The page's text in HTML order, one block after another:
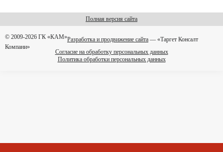
Полная версия сайта
© 2009-2026 ГК «КАМ»Разработка и продвижение сайта — «Таргет Консалт
Компани»
Согласие на обработку персональных данных
Политика обработки персональных данных